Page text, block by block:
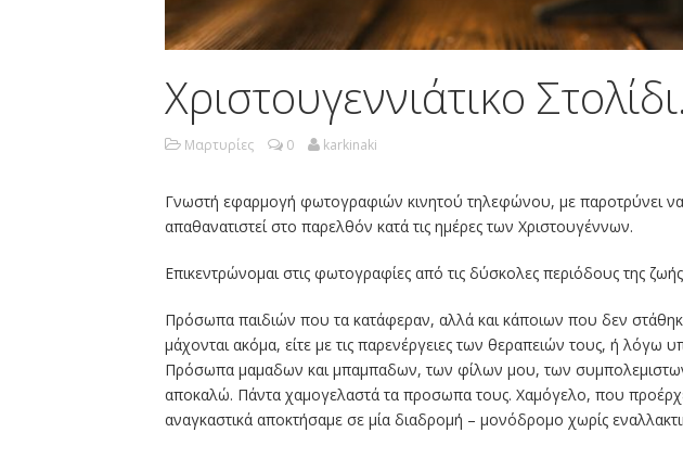
Χριστουγεννιάτικο
Μαρτυρίες 0 karkinaki
Γνωστή εφαρμογή φωτογραφιών κινητού τηλεφώνου, με παροτρύνει
απαθανατιστεί στο παρελθόν κατά τις ημέρες των Χριστουγέννων.
Επικεντρώνομαι στις φωτογραφίες από τις δύσκολες περιόδους της
Πρόσωπα παιδιών που τα κατάφεραν, αλλά και κάποιων που δεν
μάχονται ακόμα, είτε με τις παρενέργειες των θεραπειών τους, ή λόγω
Πρόσωπα μαμαδων και μπαμπαδων, των φίλων μου, των
αποκαλώ. Πάντα χαμογελαστά τα προσωπα τους. Χαμόγελο, που
αναγκαστικά αποκτήσαμε σε μία διαδρομή – μονόδρομο χωρίς